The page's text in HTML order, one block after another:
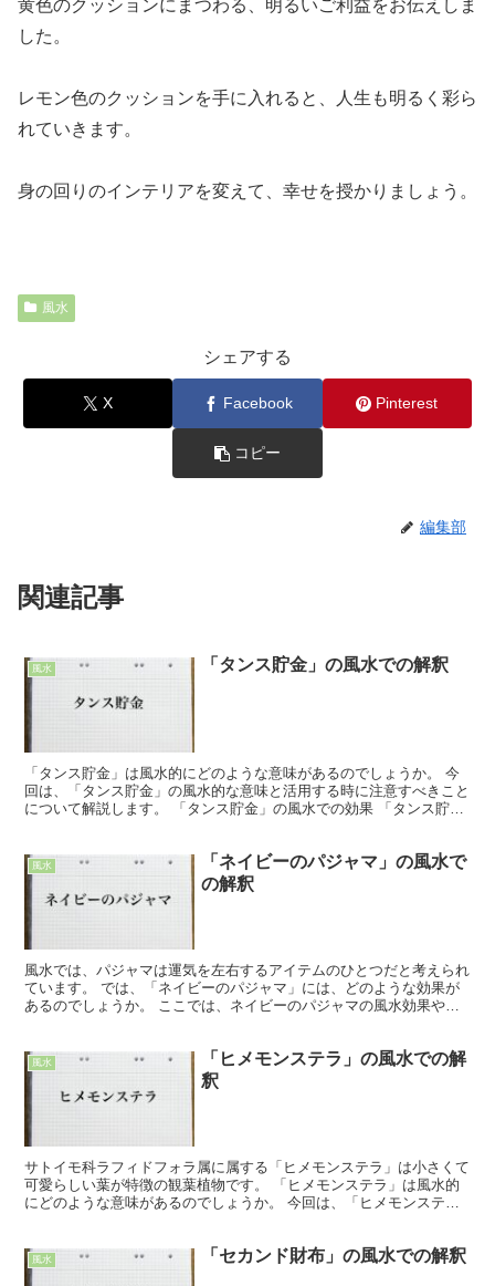
黄色のクッションにまつわる、明るいご利益をお伝えしま
した。
レモン色のクッションを手に入れると、人生も明るく彩ら
れていきます。
身の回りのインテリアを変えて、幸せを授かりましょう。
風水
シェアする
X Facebook Pinterest
コピー
編集部
関連記事
風水 「タンス貯金」の風水での解釈
「タンス貯金」は風水的にどのような意味があるのでしょうか。 今
回は、「タンス貯金」の風水的な意味と活用する時に注意すべきこと
について解説します。 「タンス貯金」の風水での効果 「タンス貯
風水
「ネイビーのパジャマ」の風水で
の解釈
風水では、パジャマは運気を左右するアイテムのひとつだと考えられ
ています。 では、「ネイビーのパジャマ」には、どのような効果が
あるのでしょうか。 ここでは、ネイビーのパジャマの風水効果やよ
風水
「ヒメモンステラ」の風水での解
釈
サトイモ科ラフィドフォラ属に属する「ヒメモンステラ」は小さくて
可愛らしい葉が特徴の観葉植物です。 「ヒメモンステラ」は風水的
にどのような意味があるのでしょうか。 今回は、「ヒメモンステ
風水 「セカンド財布」の風水での解釈